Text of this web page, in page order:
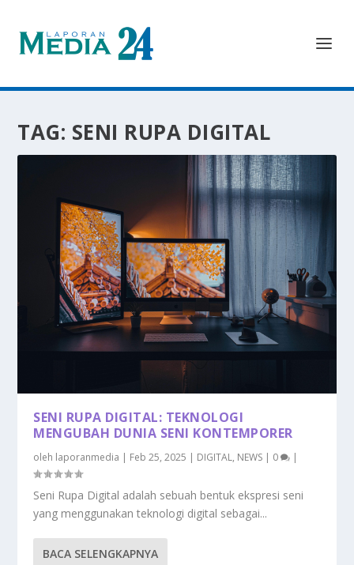
TAG: SENI RUPA DIGITAL
SENI RUPA DIGITAL: TEKNOLOGI
MENGUBAH DUNIA SENI KONTEMPORER
oleh laporanmedia | Feb 25, 2025 | DIGITAL, NEWS | 0 |
Seni Rupa Digital adalah sebuah bentuk ekspresi seni
yang menggunakan teknologi digital sebagai...
BACA SELENGKAPNYA